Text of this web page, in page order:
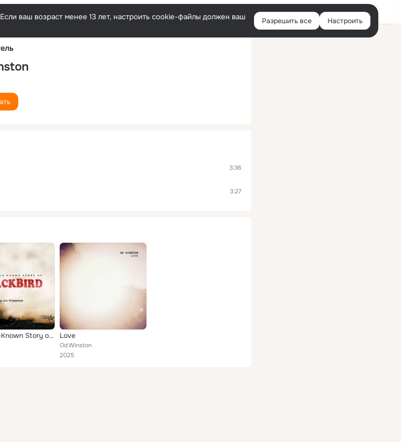
Русский Войти
ваш возраст менее 13 лет, настроить cookie-файлы должен ваш
Разрешить все Настроить
3:36
3:27
The Little-Known Story of Blackbird Love
Od Winston
2025